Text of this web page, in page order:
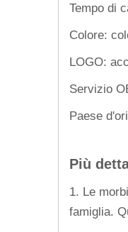
Tempo di
Colore:
LOGO:
Servizio
Paese
Più
1. Le
famiglia.